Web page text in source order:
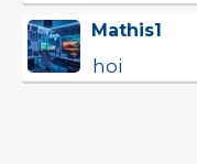
Mathis1
hoi